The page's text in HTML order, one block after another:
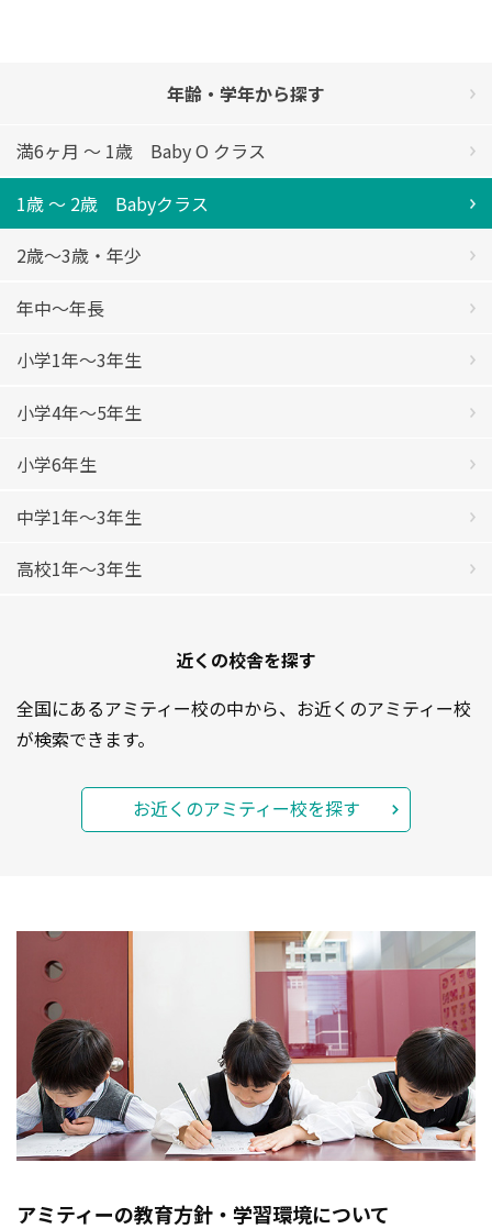
年齢・学年から探す
満6ヶ月 ～ 1歳 Baby O クラス
1歳 ～ 2歳 Babyクラス
2歳〜3歳・年少
年中〜年長
小学1年〜3年生
小学4年〜5年生
小学6年生
中学1年〜3年生
高校1年〜3年生
近くの校舎を探す
全国にあるアミティー校の中から、お近くのアミティー校
が検索できます。
お近くのアミティー校を探す
アミティーの教育方針・学習環境について